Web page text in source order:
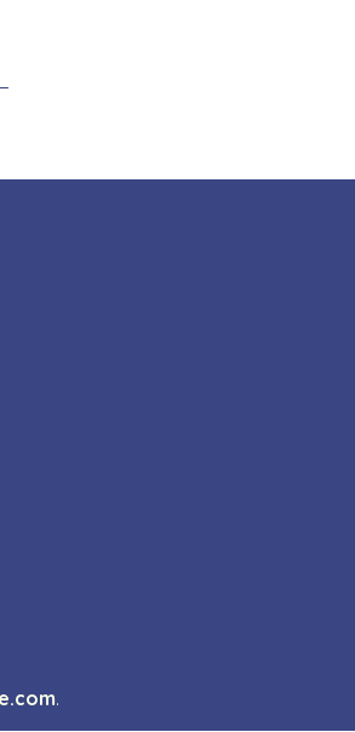
.